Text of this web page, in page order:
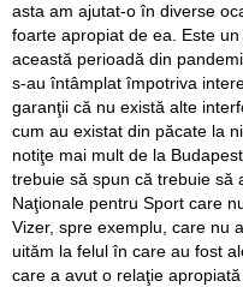
asta am ajutat-o în diverse
foarte apropiat de ea. Este
această perioadă din
s-au întâmplat împotriva
garanţii că nu există alte
cum au existat din păcate la
notiţe mai mult de la
trebuie să spun că trebuie să
Naţionale pentru Sport care
Vizer, spre exemplu, care nu
uităm la felul în care au fost
care a avut o relaţie